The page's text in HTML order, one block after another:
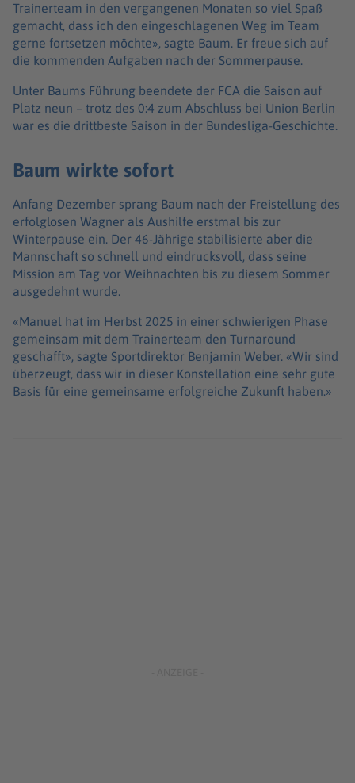
Trainerteam in den vergangenen Monaten so viel Spaß
gemacht, dass ich den eingeschlagenen Weg im Team
gerne fortsetzen möchte», sagte Baum. Er freue sich auf
die kommenden Aufgaben nach der Sommerpause.
Unter Baums Führung beendete der FCA die Saison auf
Platz neun – trotz des 0:4 zum Abschluss bei Union Berlin
war es die drittbeste Saison in der Bundesliga-Geschichte.
Baum wirkte sofort
Anfang Dezember sprang Baum nach der Freistellung des
erfolglosen Wagner als Aushilfe erstmal bis zur
Winterpause ein. Der 46-Jährige stabilisierte aber die
Mannschaft so schnell und eindrucksvoll, dass seine
Mission am Tag vor Weihnachten bis zu diesem Sommer
ausgedehnt wurde.
«Manuel hat im Herbst 2025 in einer schwierigen Phase
gemeinsam mit dem Trainerteam den Turnaround
geschafft», sagte Sportdirektor Benjamin Weber. «Wir sind
überzeugt, dass wir in dieser Konstellation eine sehr gute
Basis für eine gemeinsame erfolgreiche Zukunft haben.»